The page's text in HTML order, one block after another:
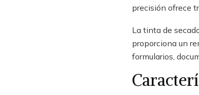
precisión ofrece
La tinta de
proporciona un
formularios,